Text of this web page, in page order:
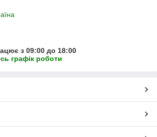
з 09:00 до 18:00
графік роботи